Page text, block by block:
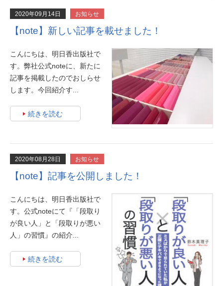
2020年09月14日 お知らせ
【note】新しい記事を載せました！
こんにちは、明日香出版社で
す。弊社公式noteに、新たに
記事を掲載したのでおしらせ
します。今回紹介す...
続きを読む
2020年08月28日 お知らせ
【note】記事を公開しました！
こんにちは、明日香出版社で
す。公式noteにて『「段取り
が良い人」と「段取りが悪い
人」の習慣』の紹介...
続きを読む